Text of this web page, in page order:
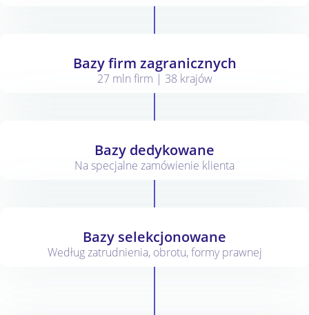
Bazy firm zagranicznych
27 mln firm | 38 krajów
Bazy dedykowane
Na specjalne zamówienie klienta
Bazy selekcjonowane
Według zatrudnienia, obrotu, formy prawnej